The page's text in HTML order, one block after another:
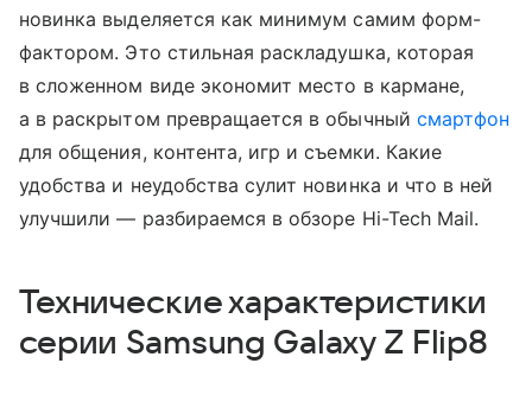
новинка выделяется как минимум самим форм-
фактором. Это стильная раскладушка, которая
в сложенном виде экономит место в кармане,
а в раскрытом превращается в обычный смартфон
для общения, контента, игр и съемки. Какие
удобства и неудобства сулит новинка и что в ней
улучшили — разбираемся в обзоре Hi-Tech Mail.
Технические характеристики
серии Samsung Galaxy Z Flip8